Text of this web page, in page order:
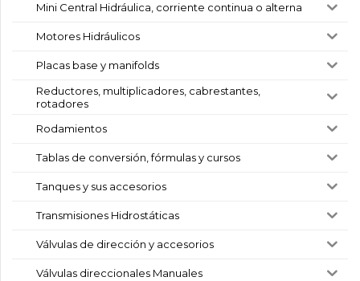
Mini Central Hidráulica, corriente continua o alterna
Motores Hidráulicos
Placas base y manifolds
Reductores, multiplicadores, cabrestantes,
rotadores
Rodamientos
Tablas de conversión, fórmulas y cursos
Tanques y sus accesorios
Transmisiones Hidrostáticas
Válvulas de dirección y accesorios
Válvulas direccionales Manuales